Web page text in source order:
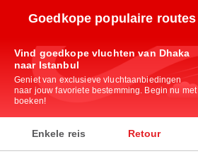
Goedkope populaire routes
Vind goedkope vluchten van Dhaka
naar Istanbul
Geniet van exclusieve vluchtaanbiedingen
naar jouw favoriete bestemming. Begin nu met
boeken!
Enkele reis Retour